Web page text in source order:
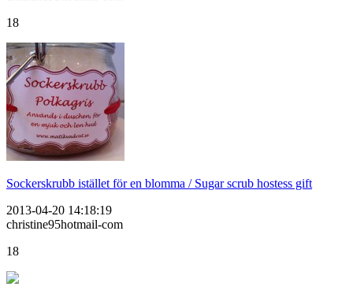
18
Sockerskrubb istället för en blomma / Sugar scrub hostess gift
2013-04-20 14:18:19
christine95hotmail-com
18